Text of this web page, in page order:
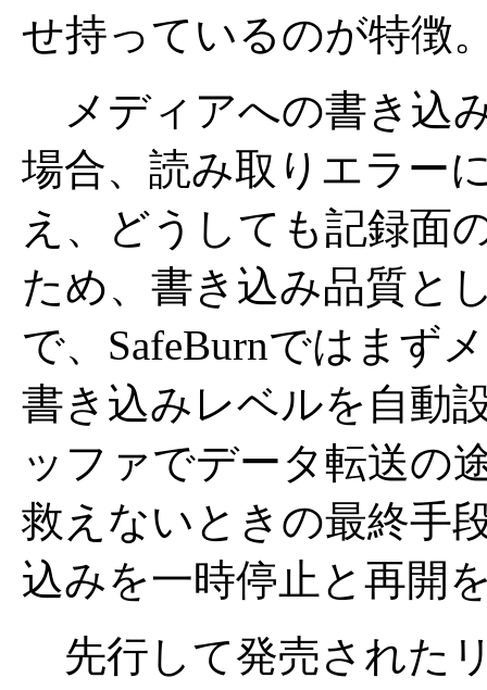
せ持っているのが特徴
メディアへの書き込
場合、読み取りエラー
え、どうしても記録面
ため、書き込み品質と
で、SafeBurnではまず
書き込みレベルを自動
ッファでデータ転送の
救えないときの最終手
込みを一時停止と再開
先行して発売された